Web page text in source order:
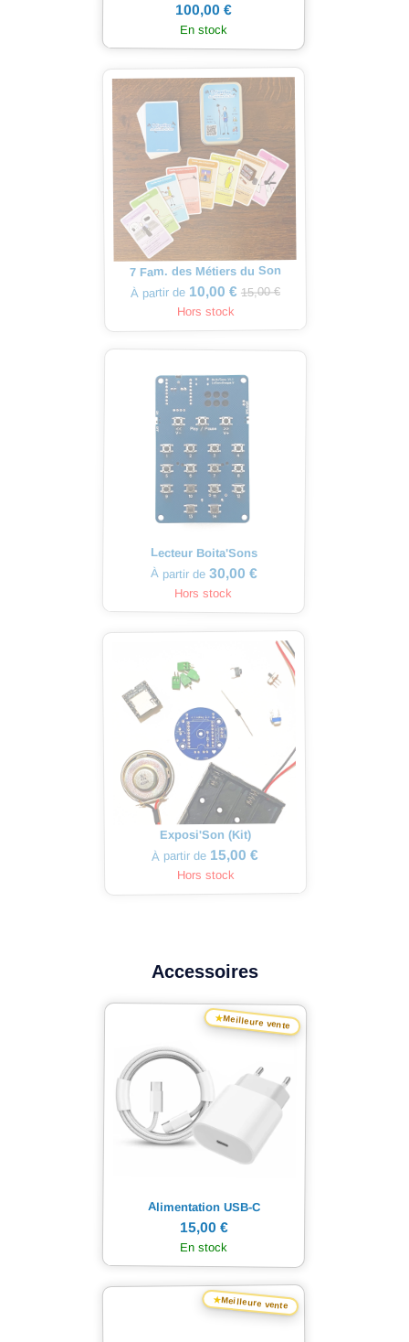
100,00 €
En stock
7 Fam. des Métiers du Son
À partir de 10,00 € 15,00 €
Hors stock
Lecteur Boita'Sons
À partir de 30,00 €
Hors stock
Exposi'Son (Kit)
À partir de 15,00 €
Hors stock
Accessoires
★Meilleure vente
Alimentation USB-C
15,00 €
En stock
★Meilleure vente